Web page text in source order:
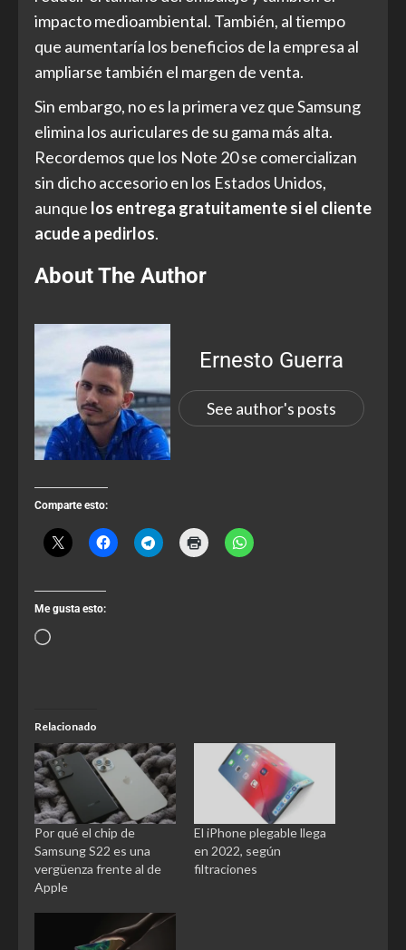
impacto medioambiental. También, al tiempo
que aumentaría los beneficios de la empresa al
ampliarse también el margen de venta.
Sin embargo, no es la primera vez que Samsung
elimina los auriculares de su gama más alta.
Recordemos que los Note 20 se comercializan
sin dicho accesorio en los Estados Unidos,
aunque los entrega gratuitamente si el cliente
acude a pedirlos.
About The Author
Ernesto Guerra
See author's posts
Comparte esto:
Me gusta esto:
Relacionado
Por qué el chip de
Samsung S22 es una
vergüenza frente al de
Apple
El iPhone plegable llega
en 2022, según
filtraciones